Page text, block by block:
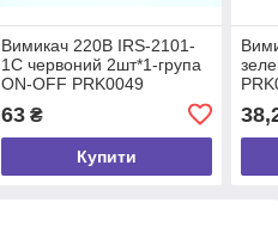
Вимикач 220В IRS-2101-
1С червоний 2шт*1-група
ON-OFF PRK0049
63₴
Купити